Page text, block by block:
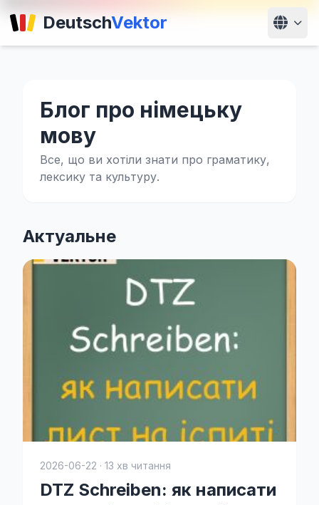
DeutschVektor
Блог про німецьку
мову
Все, що ви хотіли знати про граматику,
лексику та культуру.
Актуальне
2026-06-22 · 13 хв читання
DTZ Schreiben: як написати